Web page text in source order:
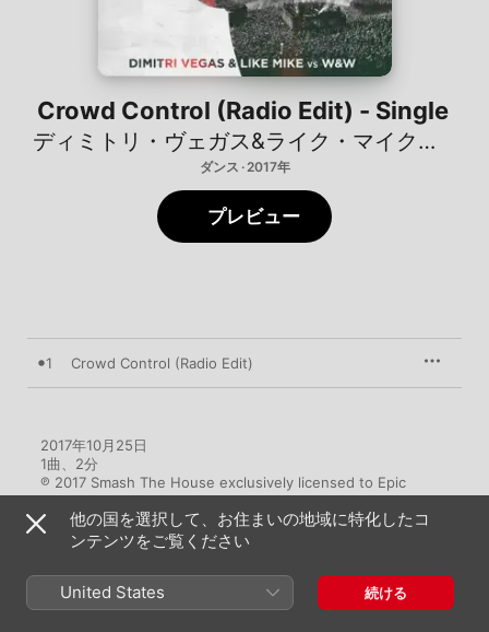
Crowd Control (Radio Edit) - Single
ディミトリ・ヴェガス&ライク・マイク
、
ダンス · 2017年
プレビュー
1 Crowd Control (Radio Edit)
2017年10月25日
1曲、2分
℗ 2017 Smash The House exclusively licensed to Epic
Amsterdam, a division of Sony Music Entertainment
Netherlands B.V.
他の国を選択して、お住まいの地域に特化したコ
ンテンツをご覧ください
United States 続ける